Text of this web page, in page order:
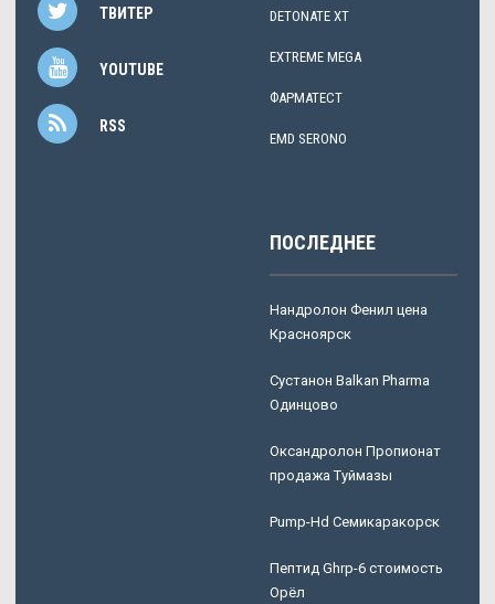
ТВИТЕР
YOUTUBE
RSS
DETONATE XT
EXTREME MEGA
ФАРМАТЕСТ
EMD SERONO
ПОСЛЕДНЕЕ
Нандролон Фенил цена
Красноярск
Сустанон Balkan Pharma
Одинцово
Оксандролон Пропионат
продажа Туймазы
Pump-Hd Семикаракорск
Пептид Ghrp-6 стоимость
Орёл